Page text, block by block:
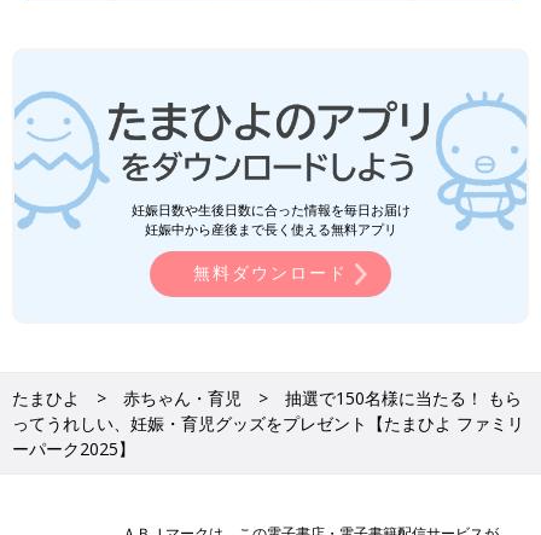
妊娠日数や生後日数に合った情報を毎日お届け
妊娠中から産後まで長く使える無料アプリ
無料ダウンロード
たまひよ 赤ちゃん・育児
抽選で150名様に当たる！ もら
ってうれしい、妊娠・育児グッズをプレゼント【たまひよ ファミリ
ーパーク2025】